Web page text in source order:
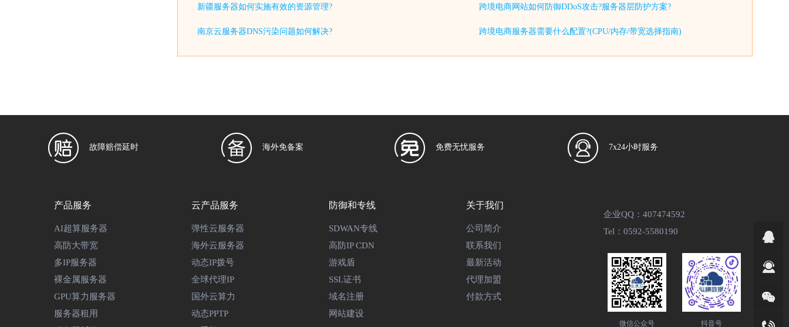
新疆服务器如何实施有效的资源管理?
南京云服务器DNS污染问题如何解决?
跨境电商网站如何防御DDoS攻击?服务器层防护方案?
跨境电商服务器需要什么配置?(CPU/内存/带宽选择指南)
故障赔偿延时 海外免备案 免费无忧服务 7x24小时服务
产品服务
AI超算服务器
高防大带宽
多IP服务器
裸金属服务器
GPU算力服务器
服务器租用
云产品服务
弹性云服务器
海外云服务器
动态IP拨号
全球代理IP
国外云算力
动态PPTP
防御和专线
SDWAN专线
高防IP CDN
游戏盾
SSL证书
域名注册
网站建设
关于我们
公司简介
联系我们
最新活动
代理加盟
付款方式
企业QQ：407474592
Tel：0592-5580190
微信公众号 抖音号